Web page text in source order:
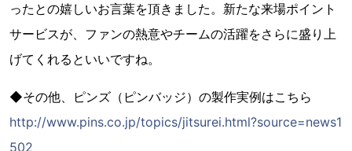
ったとの嬉しいお言葉を頂きました。新たな来場ポイント
サービスが、ファンの熱意やチームの活躍をさらに盛り上
げてくれるといいですね。
◆その他、ピンズ（ピンバッジ）の製作実例はこちら
http://www.pins.co.jp/topics/jitsurei.html?source=news1
502